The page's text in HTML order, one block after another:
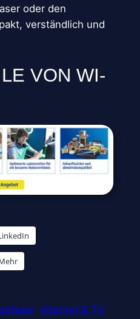
oder den
verständlich und
VON WI-
Internet & TV